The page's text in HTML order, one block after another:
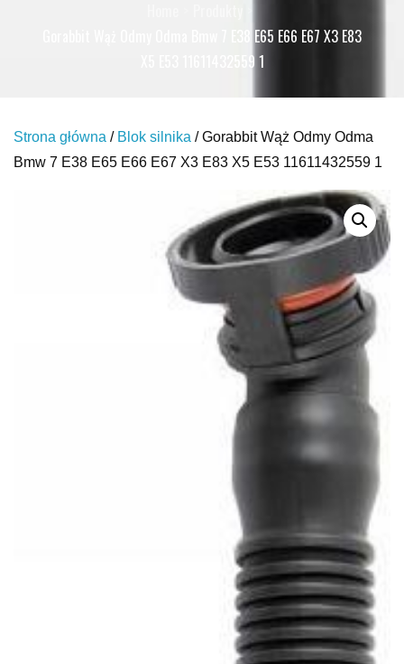
Gorabbit Wąż Odmy Odma Bmw 7 E38 E65 E66 E67 X3 E83
X5 E53 11611432559 1
Strona główna / Blok silnika / Gorabbit Wąż Odmy Odma
Bmw 7 E38 E65 E66 E67 X3 E83 X5 E53 11611432559 1